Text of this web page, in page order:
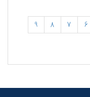
6
7
8
9